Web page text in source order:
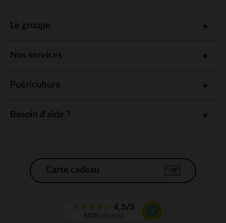
Le groupe
Nos services
Puériculture
Besoin d'aide ?
Carte cadeau